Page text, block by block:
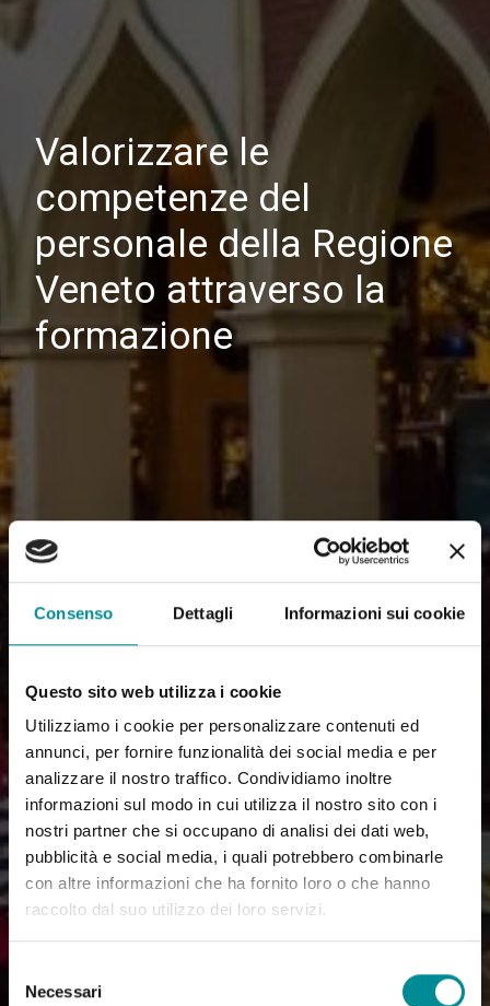
Consenso Dettagli Informazioni sui cookie
Questo sito web utilizza i cookie
Utilizziamo i cookie per personalizzare contenuti ed
annunci, per fornire funzionalità dei social media e per
analizzare il nostro traffico. Condividiamo inoltre
informazioni sul modo in cui utilizza il nostro sito con i
nostri partner che si occupano di analisi dei dati web,
pubblicità e social media, i quali potrebbero combinarle
con altre informazioni che ha fornito loro o che hanno
raccolto dal suo utilizzo dei loro servizi.
delNecessari
Valorizzare le
competenze del
personale della Regione
Veneto attraverso la
formazione